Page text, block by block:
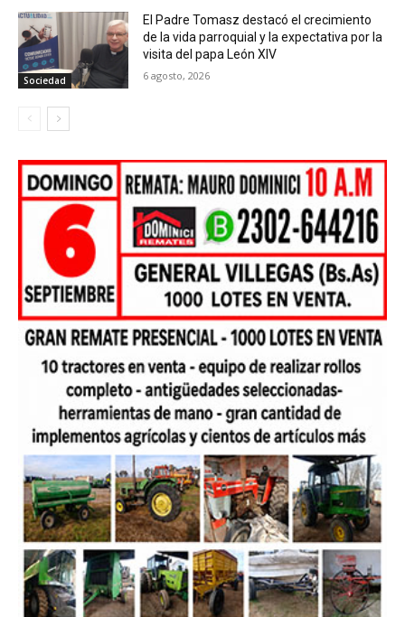
Sociedad
El Padre Tomasz destacó el crecimiento
de la vida parroquial y la expectativa por la
visita del papa León XIV
6 agosto, 2026